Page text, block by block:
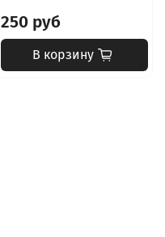
250 руб
В корзину